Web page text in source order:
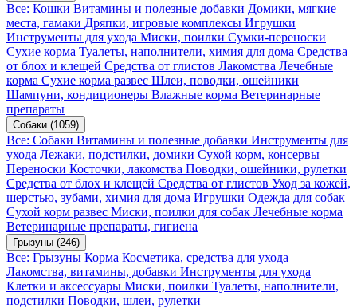
Все: Кошки Витамины и полезные добавки Домики, мягкие
места, гамаки Дряпки, игровые комплексы Игрушки
Инструменты для ухода Миски, поилки Сумки-переноски
Сухие корма Туалеты, наполнители, химия для дома Средства
от блох и клещей Средства от глистов Лакомства Лечебные
корма Сухие корма развес Шлеи, поводки, ошейники
Шампуни, кондиционеры Влажные корма Ветеринарные
препараты
Собаки (1059)
Все: Собаки Витамины и полезные добавки Инструменты для
ухода Лежаки, подстилки, домики Сухой корм, консервы
Переноски Косточки, лакомства Поводки, ошейники, рулетки
Средства от блох и клещей Средства от глистов Уход за кожей,
шерстью, зубами, химия для дома Игрушки Одежда для собак
Сухой корм развес Миски, поилки для собак Лечебные корма
Ветеринарные препараты, гигиена
Грызуны (246)
Все: Грызуны Корма Косметика, средства для ухода
Лакомства, витамины, добавки Инструменты для ухода
Клетки и аксессуары Миски, поилки Туалеты, наполнители,
подстилки Поводки, шлеи, рулетки